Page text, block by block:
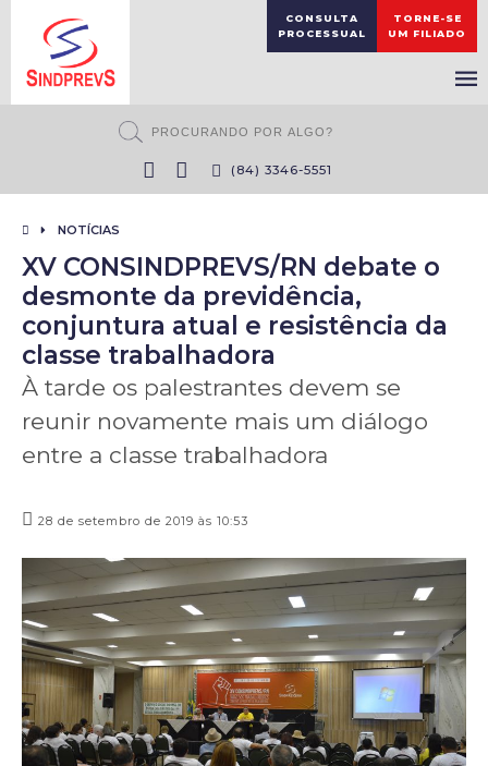
CONSULTA
PROCESSUAL
TORNE-SE
UM FILIADO
(84) 3346-5551
NOTÍCIAS
XV CONSINDPREVS/RN debate o
desmonte da previdência,
conjuntura atual e resistência da
classe trabalhadora
À tarde os palestrantes devem se
reunir novamente mais um diálogo
entre a classe trabalhadora
28 de setembro de 2019 às 10:53